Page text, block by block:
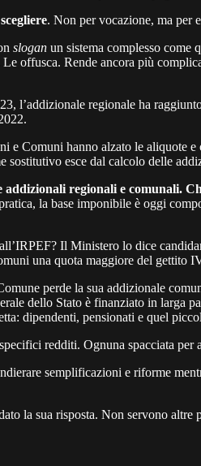
. Non per vocazione, ma per
slogan un sistema complesso come
offusca. Rende ancora più
l’addizionale regionale ha
e Comuni hanno alzato le aliquote
sostitutivo esce dal calcolo delle
addizionali regionali e comunali.
la base imponibile è oggi
Il Ministero lo dice
una quota maggiore del
perde la sua addizionale
dello Stato è finanziato in larga
dipendenti, pensionati e quel
redditi. Ognuna spacciata per
semplificazioni e riforme
la sua risposta. Non servono altre